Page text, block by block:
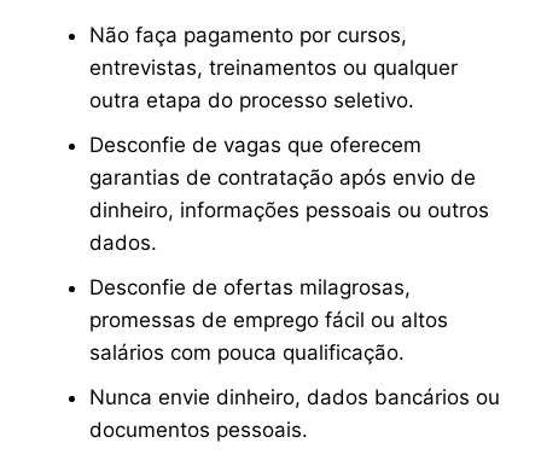
Não faça pagamento por cursos,
entrevistas, treinamentos ou qualquer
outra etapa do processo seletivo.
Desconfie de vagas que oferecem
garantias de contratação após envio de
dinheiro, informações pessoais ou outros
dados.
Desconfie de ofertas milagrosas,
promessas de emprego fácil ou altos
salários com pouca qualificação.
Nunca envie dinheiro, dados bancários ou
documentos pessoais.